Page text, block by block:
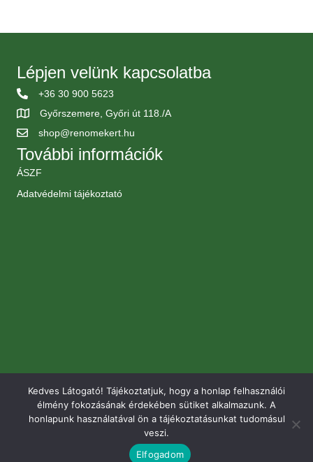
Lépjen velünk kapcsolatba
+36 30 900 5623
Győrszemere, Győri út 118./A
shop@renomekert.hu
További információk
ÁSZF
Adatvédelmi tájékoztató
Kedves Látogató! Tájékoztatjuk, hogy a honlap felhasználói
élmény fokozásának érdekében sütiket alkalmazunk. A
honlapunk használatával ön a tájékoztatásunkat tudomásul
veszi.
Elfogadom